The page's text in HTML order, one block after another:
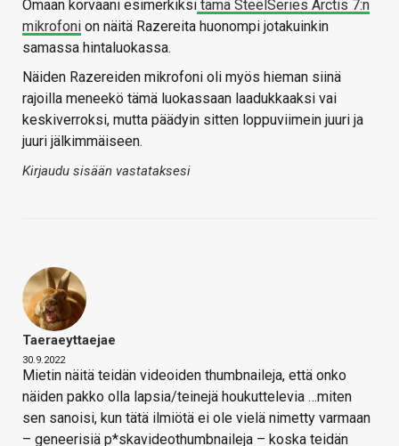
Omaan korvaani esimerkiksi tämä SteelSeries Arctis 7:n
mikrofoni on näitä Razereita huonompi jotakuinkin
samassa hintaluokassa.
Näiden Razereiden mikrofoni oli myös hieman siinä
rajoilla meneekö tämä luokassaan laadukkaaksi vai
keskiverroksi, mutta päädyin sitten loppuviimein juuri ja
juuri jälkimmäiseen.
Kirjaudu sisään vastataksesi
Taeraeyttaejae
30.9.2022
Mietin näitä teidän videoiden thumbnaileja, että onko
näiden pakko olla lapsia/teinejä houkuttelevia …miten
sen sanoisi, kun tätä ilmiötä ei ole vielä nimetty varmaan
– geneerisiä p*skavideothumbnaileja – koska teidän